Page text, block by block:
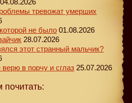
тревожат умерших
не было 01.08.2026
28.07.2026
этот странный мальчик?
в порчу и сглаз 25.07.2026
почитать: